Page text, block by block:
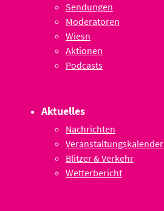
Sendungen
Moderatoren
Wiesn
Aktionen
Podcasts
Aktuelles
Nachrichten
Veranstaltungskalender
Blitzer & Verkehr
Wetterbericht